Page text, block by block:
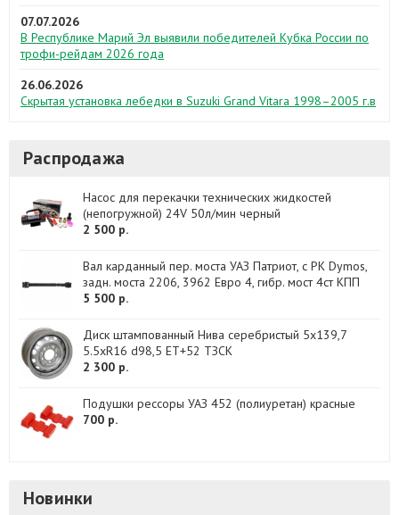
07.07.2026
В Республике Марий Эл выявили победителей Кубка России по
трофи-рейдам 2026 года
26.06.2026
Скрытая установка лебедки в Suzuki Grand Vitara 1998–2005 г.в
Распродажа
Насос для перекачки технических жидкостей
(непогружной) 24V 50л/мин черный
2 500 р.
Вал карданный пер. моста УАЗ Патриот, с РК Dymos,
задн. моста 2206, 3962 Евро 4, гибр. мост 4ст КПП
5 500 р.
Диск штампованный Нива серебристый 5x139,7
5.5xR16 d98,5 ET+52 ТЗСК
2 300 р.
Подушки рессоры УАЗ 452 (полиуретан) красные
700 р.
Новинки